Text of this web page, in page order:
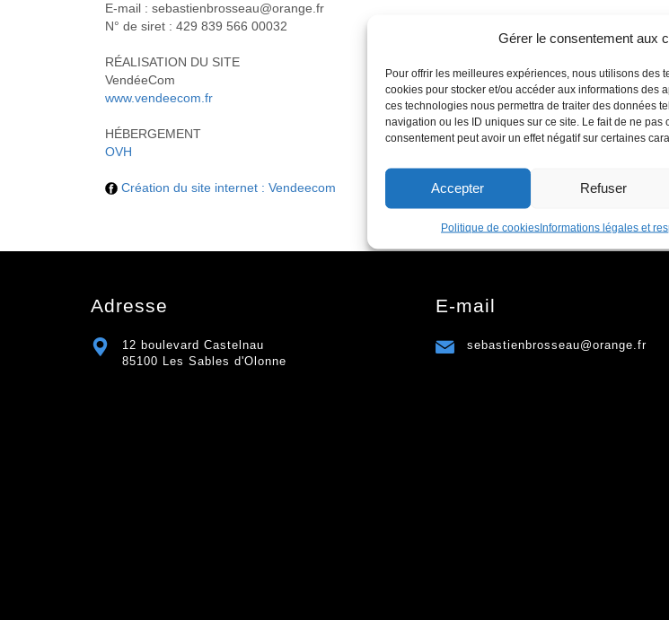
Gérer le consentement aux
Pour offrir les meilleures expériences, nous utilisons des
cookies pour stocker et/ou accéder aux informations des
ces technologies nous permettra de traiter des données
navigation ou les ID uniques sur ce site. Le fait de ne pas
consentement peut avoir un effet négatif sur certaines
Accepter Refuser
Politique de cookiesInformations légales et
E-mail : ​​​sebastienbrosseau@orange.fr
N° de siret : ​429 839 566 00032
RÉALISATION DU SITE
VendéeCom
www.vendeecom.fr
HÉBERGEMENT
OVH
Création du site internet : Vendeecom
Adresse
12 boulevard Castelnau
85100 Les Sables d'Olonne
E-mail
sebastienbrosseau@orange.fr